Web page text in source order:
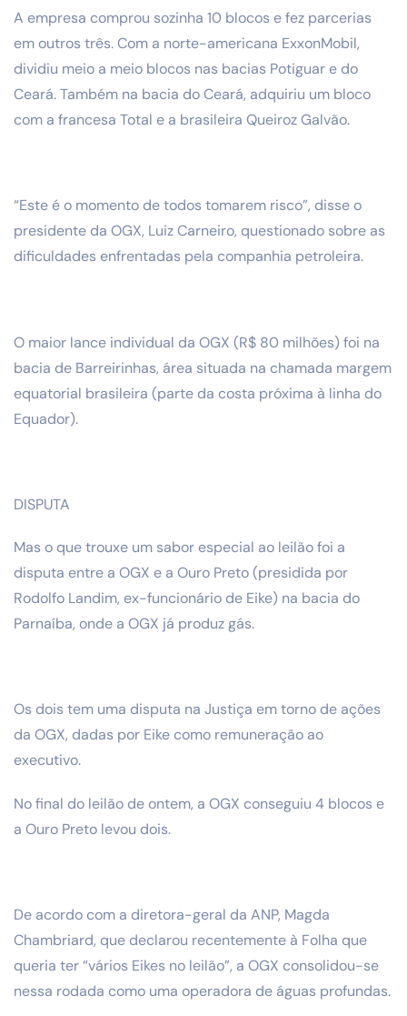
A empresa comprou sozinha 10 blocos e fez parcerias
em outros três. Com a norte-americana ExxonMobil,
dividiu meio a meio blocos nas bacias Potiguar e do
Ceará. Também na bacia do Ceará, adquiriu um bloco
com a francesa Total e a brasileira Queiroz Galvão.
“Este é o momento de todos tomarem risco”, disse o
presidente da OGX, Luiz Carneiro, questionado sobre as
dificuldades enfrentadas pela companhia petroleira.
O maior lance individual da OGX (R$ 80 milhões) foi na
bacia de Barreirinhas, área situada na chamada margem
equatorial brasileira (parte da costa próxima à linha do
Equador).
DISPUTA
Mas o que trouxe um sabor especial ao leilão foi a
disputa entre a OGX e a Ouro Preto (presidida por
Rodolfo Landim, ex-funcionário de Eike) na bacia do
Parnaíba, onde a OGX já produz gás.
Os dois tem uma disputa na Justiça em torno de ações
da OGX, dadas por Eike como remuneração ao
executivo.
No final do leilão de ontem, a OGX conseguiu 4 blocos e
a Ouro Preto levou dois.
De acordo com a diretora-geral da ANP, Magda
Chambriard, que declarou recentemente à Folha que
queria ter “vários Eikes no leilão”, a OGX consolidou-se
nessa rodada como uma operadora de águas profundas.